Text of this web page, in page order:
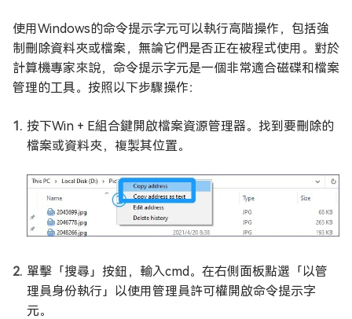
使用Windows的命令提示字元可以執行高階操作，包括強
制刪除資料夾或檔案，無論它們是否正在被程式使用。對於
計算機專家來說，命令提示字元是一個非常適合磁碟和檔案
管理的工具。按照以下步驟操作：
按下Win + E組合鍵開啟檔案資源管理器。找到要刪除的
檔案或資料夾，複製其位置。
單擊「搜尋」按鈕，輸入cmd。在右側面板點選「以管
理員身份執行」以使用管理員許可權開啟命令提示字
元。